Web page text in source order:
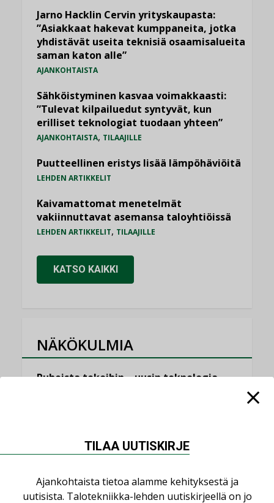
Jarno Hacklin Cervin yrityskaupasta:
”Asiakkaat hakevat kumppaneita, jotka
yhdistävät useita teknisiä osaamisalueita
saman katon alle”
AJANKOHTAISTA
Sähköistyminen kasvaa voimakkaasti:
”Tulevat kilpailuedut syntyvät, kun
erilliset teknologiat tuodaan yhteen”
AJANKOHTAISTA, TILAAJILLE
Puutteellinen eristys lisää lämpöhäviöitä
LEHDEN ARTIKKELIT
Kaivamattomat menetelmät
vakiinnuttavat asemansa taloyhtiöissä
LEHDEN ARTIKKELIT, TILAAJILLE
KATSO KAIKKI
NÄKÖKULMIA
Puheista tekoihin – uusin teknologia
ilmanvaihtoa
KOLUMNI
TILAA UUTISKIRJE
Ajankohtaista tietoa alamme kehityksestä ja
uutisista. Talotekniikka-lehden uutiskirjeellä on jo